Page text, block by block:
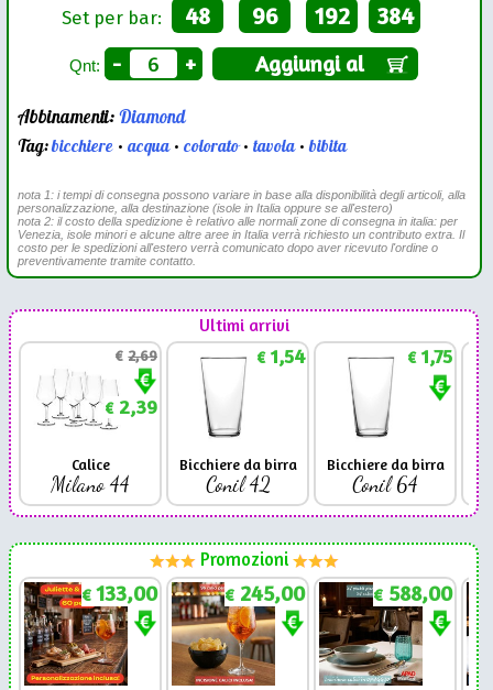
Set per bar: 48 96 192 384
Qnt: - + Aggiungi al
Abbinamenti:Diamond
Tag:bicchiere •acqua•colorato•tavola•bibita
nota 1: i tempi di consegna possono variare in base alla disponibilità degli articoli, alla
personalizzazione, alla destinazione (isole in Italia oppure se all'estero)
nota 2: il costo della spedizione è relativo alle normali zone di consegna in italia: per
Venezia, isole minori e alcune altre aree in Italia verrà richiesto un contributo extra. Il
costo per le spedizioni all'estero verrà comunicato dopo aver ricevuto l'ordine o
preventivamente tramite contatto.
Ultimi arrivi
€2,69
€2,39
Calice
Milano 44
€1,54
Bicchiere da birra
Conil 42
€1,75
Bicchiere da birra
Conil 64
Promozioni
€ 133,00 € 245,00 € 588,00